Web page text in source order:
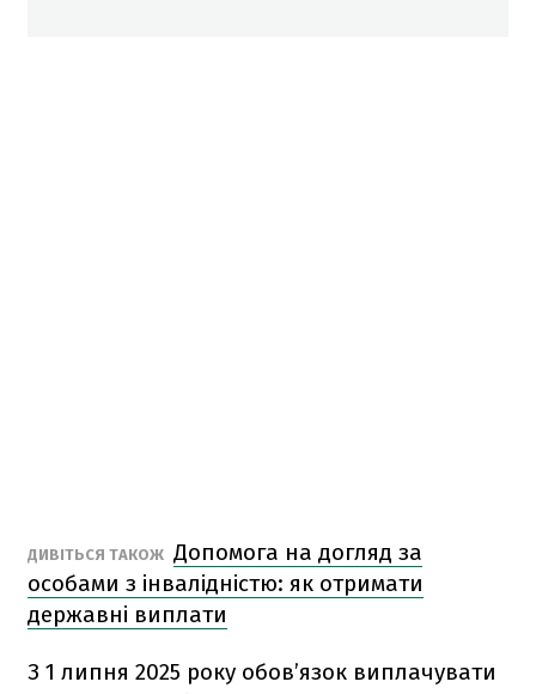
ДИВІТЬСЯ ТАКОЖ Допомога на догляд за
особами з інвалідністю: як отримати
державні виплати
З 1 липня 2025 року обов’язок виплачувати